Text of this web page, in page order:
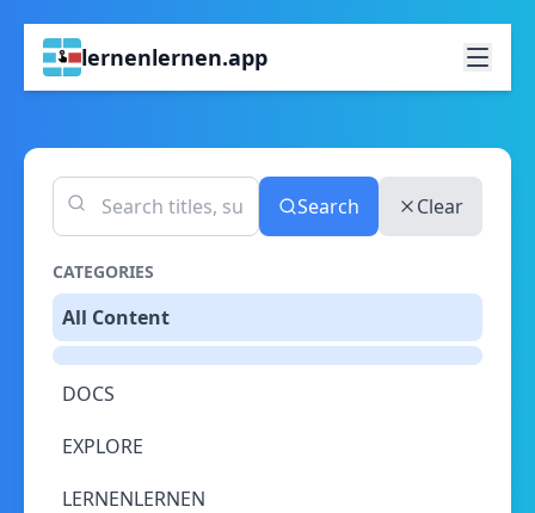
lernenlernen.app
Search Clear
CATEGORIES
All Content
DOCS
EXPLORE
LERNENLERNEN